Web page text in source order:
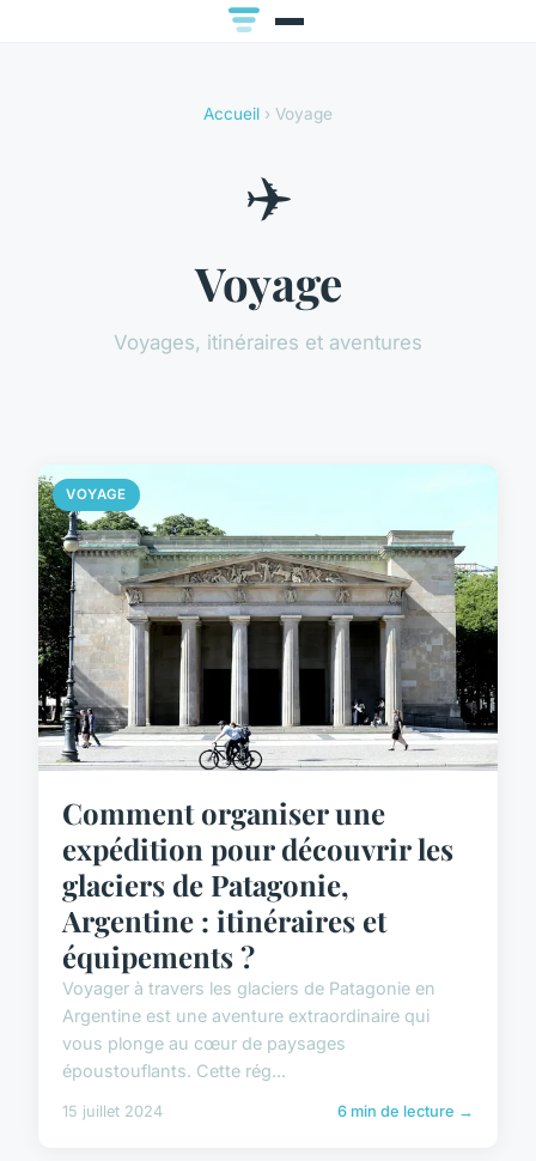
Accueil › Voyage
✈️
Voyage
Voyages, itinéraires et aventures
VOYAGE
Comment organiser une
expédition pour découvrir les
glaciers de Patagonie,
Argentine : itinéraires et
équipements ?
Voyager à travers les glaciers de Patagonie en
Argentine est une aventure extraordinaire qui
vous plonge au cœur de paysages
époustouflants. Cette rég...
15 juillet 2024 6 min de lecture →